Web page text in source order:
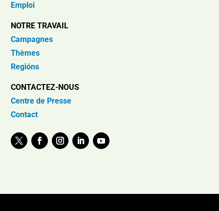
Emploi
NOTRE TRAVAIL
Campagnes
Thèmes
Regións
CONTACTEZ-NOUS
Centre de Presse
Contact